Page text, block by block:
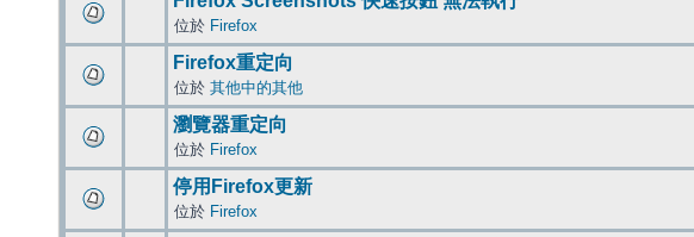
位於 Firefox
Firefox重定向
位於 其他中的其他
瀏覽器重定向
位於 Firefox
停用Firefox更新
位於 Firefox